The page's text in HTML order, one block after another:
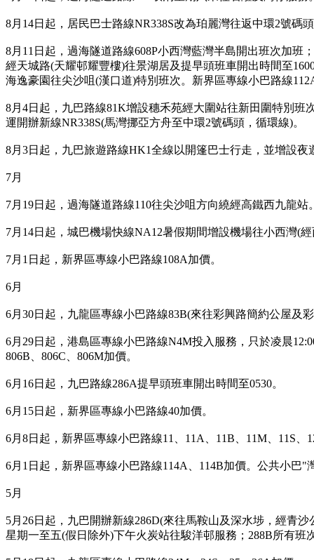
8月14日起，居民巴士路線NR338S改為珀麗灣往返中環2號碼
8月11日起，過海隧道路線608P小西灣藍灣半島開出班次加班
經天城路(天耀邨耀豐樓)往景湖居及提早頭班車開出時間至
海逸豪園往尖沙咀(漢口道)特別班次。新界區專線小巴路線
8月4日起，九巴路線81K增設穗禾苑經大圍站往新田圍特別
運開辦新線NR338S(馬灣挪亞方舟至中環2號碼頭，循環線)。
8月3日起，九巴旅遊路線HK1全線以開篷巴士行走，並增設
7月
7月19日起，過海隧道路線110往尖沙咀方向繞經高鐵西九龍站
7月14日起，城巴機場快線NA12暑假期間增設機場往小西灣(
7月1日起，新界區專線小巴路線108A加價。
6月
6月30日起，九龍區專線小巴路線83B(來往彩興路簡約公屋及
6月29日起，港島區專線小巴路線N4M投入服務，只於凌晨
806B、806C、806M加價。
6月16日起，九巴路線286A提早頭班車開出時間至0530。
6月15日起，新界區專線小巴路線40加價。
6月8日起，新界區專線小巴路線11、11A、11B、11M、11S、
6月1日起，新界區專線小巴路線114A、114B加價。公共小巴"
5月
5月26日起，九巴開辦新線286D(來往馬鞍山及深水埗，經青
星期一至五(假日除外)下午火炭站往駿洋邨服務；288B所有班